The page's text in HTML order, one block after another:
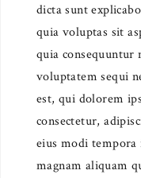
dicta sunt
quia voluptas sit
quia consequuntur
voluptatem sequi
est, qui dolorem
consectetur,
eius modi
magnam aliquam